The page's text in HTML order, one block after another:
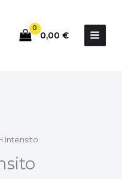
0,00 €
Intensito